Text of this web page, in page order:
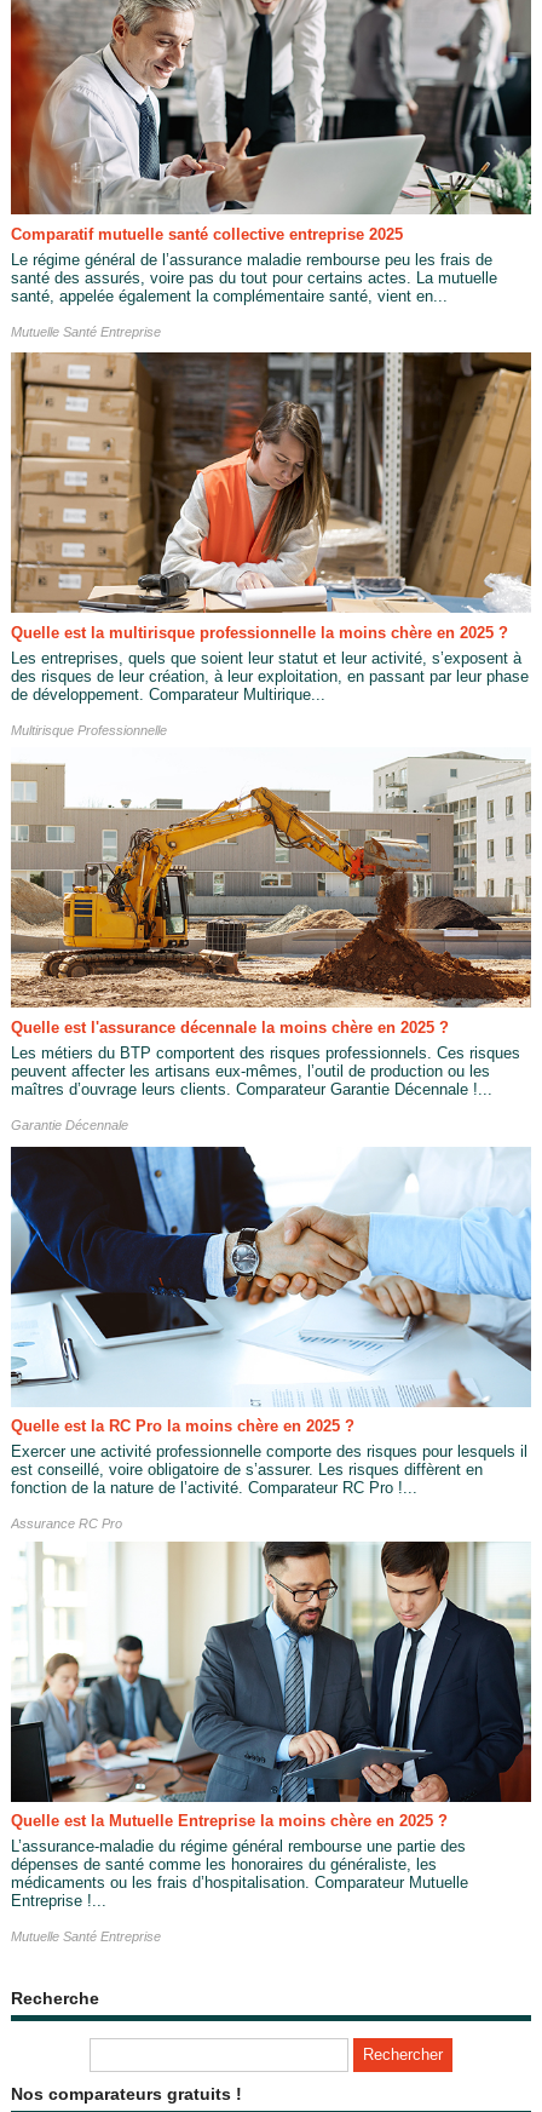
Comparatif mutuelle santé collective entreprise 2025
Le régime général de l’assurance maladie rembourse peu les frais de
santé des assurés, voire pas du tout pour certains actes. La mutuelle
santé, appelée également la complémentaire santé, vient en...
Mutuelle Santé Entreprise
Quelle est la multirisque professionnelle la moins chère en 2025 ?
Les entreprises, quels que soient leur statut et leur activité, s’exposent à
des risques de leur création, à leur exploitation, en passant par leur phase
de développement. Comparateur Multirique...
Multirisque Professionnelle
Quelle est l'assurance décennale la moins chère en 2025 ?
Les métiers du BTP comportent des risques professionnels. Ces risques
peuvent affecter les artisans eux-mêmes, l’outil de production ou les
maîtres d’ouvrage leurs clients. Comparateur Garantie Décennale !...
Garantie Décennale
Quelle est la RC Pro la moins chère en 2025 ?
Exercer une activité professionnelle comporte des risques pour lesquels il
est conseillé, voire obligatoire de s’assurer. Les risques diffèrent en
fonction de la nature de l’activité. Comparateur RC Pro !...
Assurance RC Pro
Quelle est la Mutuelle Entreprise la moins chère en 2025 ?
L’assurance-maladie du régime général rembourse une partie des
dépenses de santé comme les honoraires du généraliste, les
médicaments ou les frais d’hospitalisation. Comparateur Mutuelle
Entreprise !...
Mutuelle Santé Entreprise
Recherche
Nos comparateurs gratuits !